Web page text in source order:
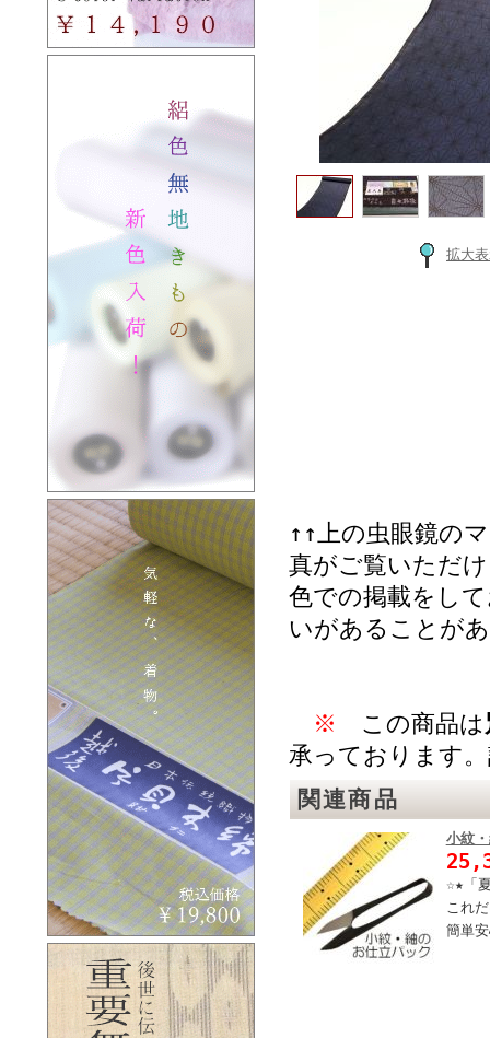
拡大
↑↑上の虫眼鏡の
真がご覧いただ
色での掲載をし
いがあることが
※ この商品は
承っております
関連商品
小紋
☆★「
これ
簡単